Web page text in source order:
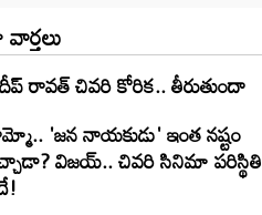
రావత్ చివరి కోరిక.. తీరుతుందా
'జ‌న నాయ‌కుడు' ఇంత నష్టం
విజయ్.. చివరి సినిమా పరిస్థితి